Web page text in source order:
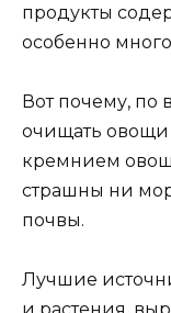
продукты
особенно
Вот почему, по
очищать овощи
кремнием
страшны ни
почвы.
Лучшие